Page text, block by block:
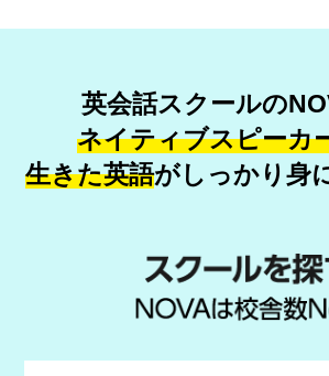
英会話スクールの
ネイティブスピーカ
生きた英語がしっかり身